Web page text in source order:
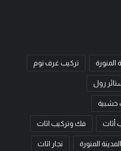
المنورة تركيب غرف نوم
رول
خشبية
أثاث فك وتركيب اثاث
المنورة نجار اثاث